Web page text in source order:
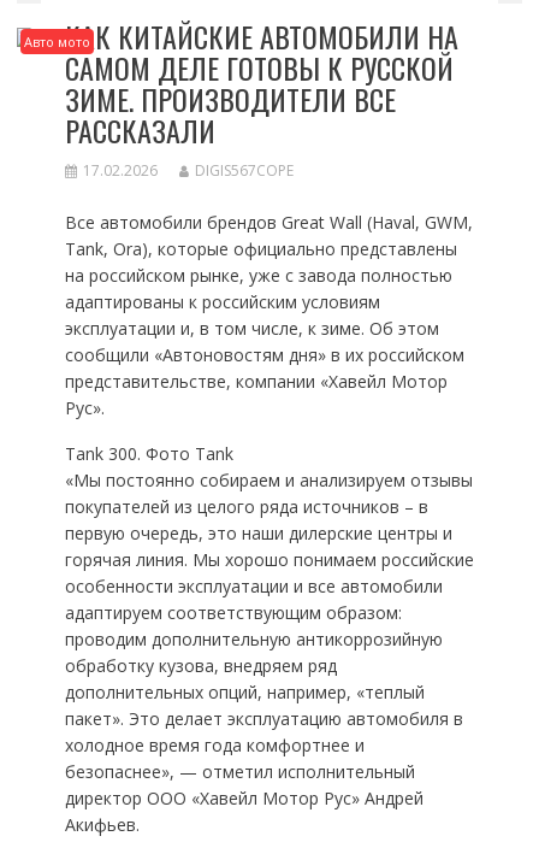
Авто мотоКАК КИТАЙСКИЕ АВТОМОБИЛИ НА
САМОМ ДЕЛЕ ГОТОВЫ К РУССКОЙ
ЗИМЕ. ПРОИЗВОДИТЕЛИ ВСЕ
РАССКАЗАЛИ
17.02.2026 DIGIS567COPE
Все автомобили брендов Great Wall (Haval, GWM,
Tank, Ora), которые официально представлены
на российском рынке, уже с завода полностью
адаптированы к российским условиям
эксплуатации и, в том числе, к зиме. Об этом
сообщили «Автоновостям дня» в их российском
представительстве, компании «Хавейл Мотор
Рус».
Tank 300. Фото Tank
«Мы постоянно собираем и анализируем отзывы
покупателей из целого ряда источников – в
первую очередь, это наши дилерские центры и
горячая линия. Мы хорошо понимаем российские
особенности эксплуатации и все автомобили
адаптируем соответствующим образом:
проводим дополнительную антикоррозийную
обработку кузова, внедряем ряд
дополнительных опций, например, «теплый
пакет». Это делает эксплуатацию автомобиля в
холодное время года комфортнее и
безопаснее», — отметил исполнительный
директор ООО «Хавейл Мотор Рус» Андрей
Акифьев.